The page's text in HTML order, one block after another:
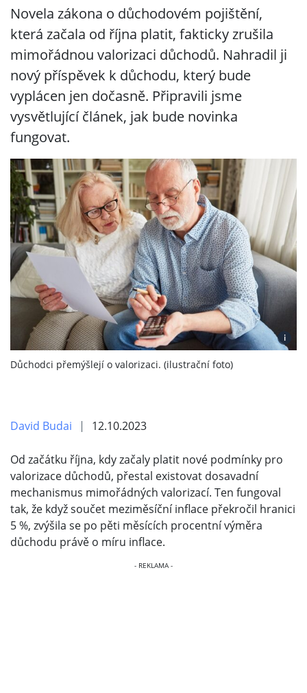
Novela zákona o důchodovém pojištění,
která začala od října platit, fakticky zrušila
mimořádnou valorizaci důchodů. Nahradil ji
nový příspěvek k důchodu, který bude
vyplácen jen dočasně. Připravili jsme
vysvětlující článek, jak bude novinka
fungovat.
i
Důchodci přemýšlejí o valorizaci. (ilustrační foto)
David Budai 12.10.2023
Od začátku října, kdy začaly platit nové podmínky pro
valorizace důchodů, přestal existovat dosavadní
mechanismus mimořádných valorizací. Ten fungoval
tak, že když součet meziměsíční inflace překročil hranici
5 %, zvýšila se po pěti měsících procentní výměra
důchodu právě o míru inflace.